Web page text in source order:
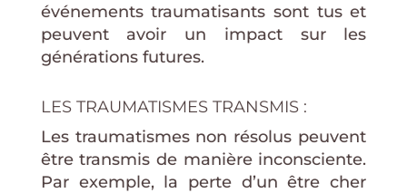
événements traumatisants sont tus et
peuvent avoir un impact sur les
générations futures.
LES TRAUMATISMES TRANSMIS :
Les traumatismes non résolus peuvent
être transmis de manière inconsciente.
Par exemple, la perte d’un être cher